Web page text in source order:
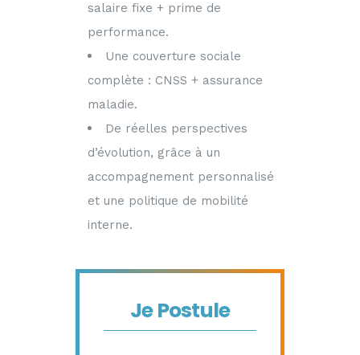
salaire fixe + prime de
performance.
Une couverture sociale
complète : CNSS + assurance
maladie.
De réelles perspectives
d’évolution, grâce à un
accompagnement personnalisé
et une politique de mobilité
interne.
Je Postule